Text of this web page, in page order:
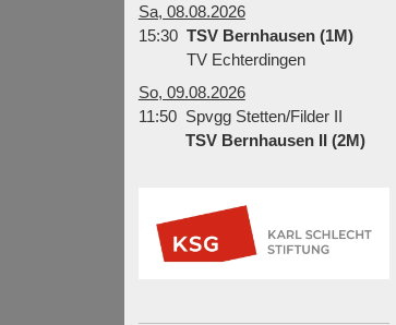
Sa, 08.08.2026
15:30 TSV Bernhausen (1M)
TV Echterdingen
So, 09.08.2026
11:50 Spvgg Stetten/Filder II
TSV Bernhausen II (2M)